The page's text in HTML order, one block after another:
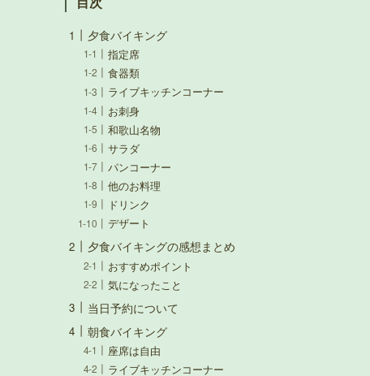
夕食バイキング
指定席
食器類
ライブキッチンコーナー
お刺身
和歌山名物
サラダ
パンコーナー
他のお料理
ドリンク
デザート
夕食バイキングの感想まとめ
おすすめポイント
気になったこと
当日予約について
朝食バイキング
座席は自由
ライブキッチンコーナー